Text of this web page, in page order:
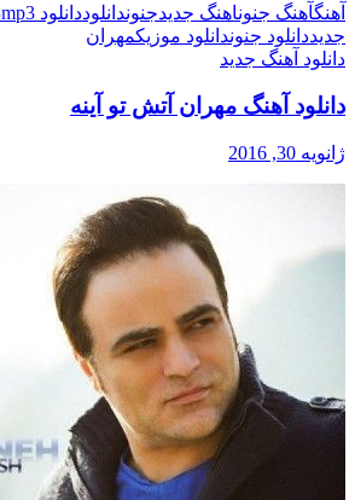
آهنگآهنگ جنوناهنگ جدیدجنوندانلوددانلود mp3
جدیددانلود جنوندانلود موزیکمهران
دانلود آهنگ جدید
دانلود آهنگ مهران آتش تو آینه
ژانویه 30, 2016